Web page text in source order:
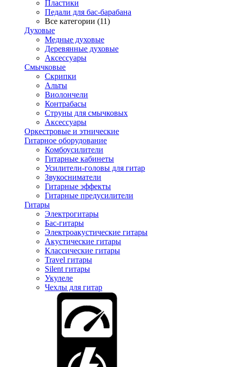
Пластики
Педали для бас-барабана
Все категории (11)
Духовые
Медные духовые
Деревянные духовые
Аксессуары
Смычковые
Скрипки
Альты
Виолончели
Контрабасы
Струны для смычковых
Аксеcсуары
Оркестровые и этнические
Гитарное оборудование
Комбоусилители
Гитарные кабинеты
Усилители-головы для гитар
Звукосниматели
Гитарные эффекты
Гитарные предусилители
Гитары
Электрогитары
Бас-гитары
Электроакустические гитары
Акустические гитары
Классические гитары
Travel гитары
Silent гитары
Укулеле
Чехлы для гитар